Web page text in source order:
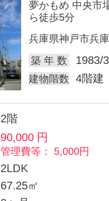
夢かもめ 中央市
ら徒歩5分
兵庫県神戸市兵
築 年 数
1983/
建物階数 4階建
2階
90,000 円
管理費等： 5,000円
2LDK
67.25㎡